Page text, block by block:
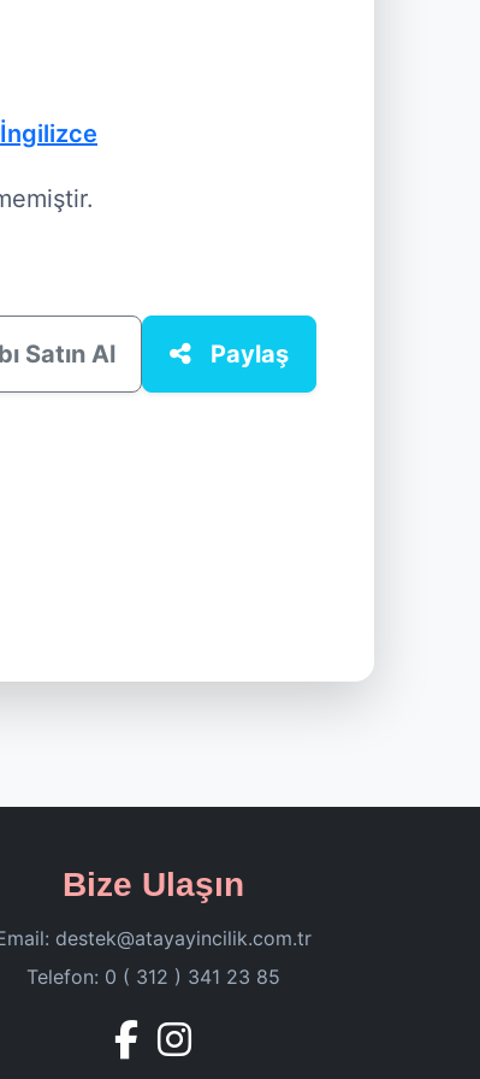
İngilizce
Satın Al Paylaş
Bize Ulaşın
destek@atayayincilik.com.tr
Telefon: 0 ( 312 ) 341 23 85